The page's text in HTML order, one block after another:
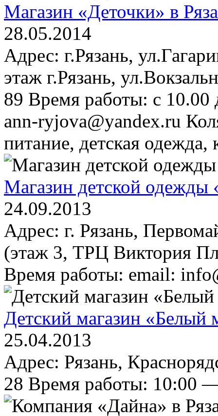
Магазин «Деточки» в
28.05.2014
Адрес: г.Рязань,
этаж г.Рязань,
89 Время работы: с
ann-ryjova@yandex.ru
питание, детская
Магазин детской одежды
24.09.2013
Адрес: г. Рязань,
(этаж 3, ТРЦ Виктория
Время работы: email:
Детский магазин «Белый
25.04.2013
Адрес: Рязань,
28 Время работы: 10:00